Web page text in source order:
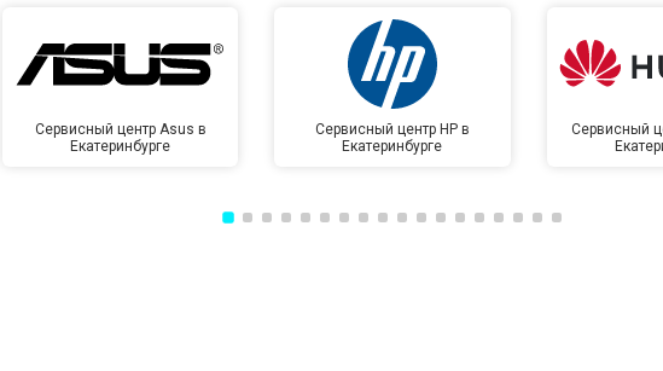
Сервисный центр Asus в
Екатеринбурге
Сервисный центр HP в
Екатеринбурге
Сервисный